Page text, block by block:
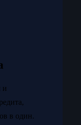
и
в один.